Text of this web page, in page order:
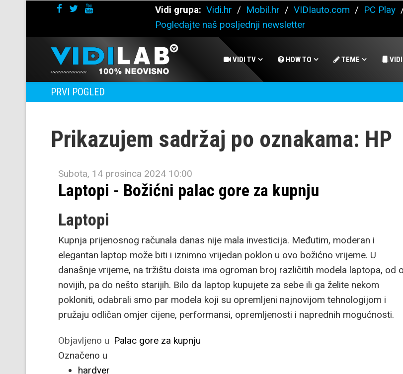
Vidi grupa: Vidi.hr / Mobil.hr / VIDIauto.com / PC Play
Pogledajte naš posljednji newsletter
VIDI TV HOW TO TEME VIDI
PRVI POGLED
Prikazujem sadržaj po oznakama: HP
Subota, 14 prosinca 2024 10:00
Laptopi - Božićni palac gore za kupnju
Laptopi
Kupnja prijenosnog računala danas nije mala investicija. Međutim, moderan i
elegantan laptop može biti i iznimno vrijedan poklon u ovo božićno vrijeme. U
današnje vrijeme, na tržištu doista ima ogroman broj različitih modela laptopa, od
novijih, pa do nešto starijih. Bilo da laptop kupujete za sebe ili ga želite nekom
pokloniti, odabrali smo par modela koji su opremljeni najnovijom tehnologijom i
pružaju odličan omjer cijene, performansi, opremljenosti i naprednih mogućnosti.
Objavljeno u Palac gore za kupnju
Označeno u
hardver